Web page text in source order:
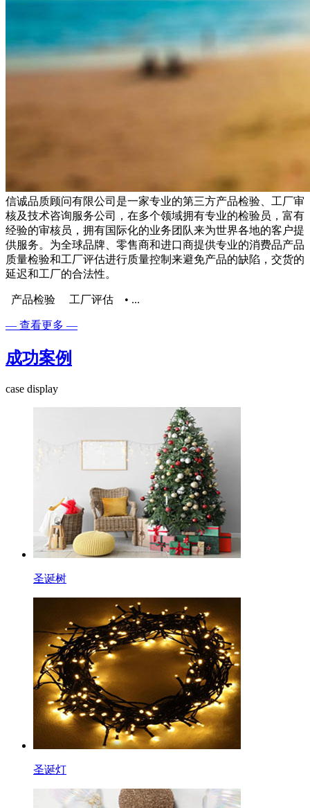
信诚品质顾问有限公司是一家专业的第三方产品检验、工厂审
核及技术咨询服务公司，在多个领域拥有专业的检验员，富有
经验的审核员，拥有国际化的业务团队来为世界各地的客户提
供服务。为全球品牌、零售商和进口商提供专业的消费品产品
质量检验和工厂评估进行质量控制来避免产品的缺陷，交货的
延迟和工厂的合法性。
产品检验 工厂评估 ​• ...
— 查看更多 —
成功案例
case display
圣诞树
圣诞灯